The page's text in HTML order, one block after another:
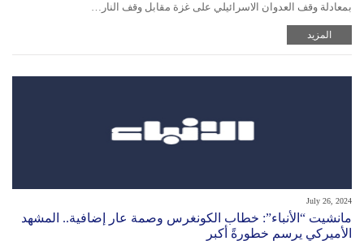
بمعادلة وقف العدوان الاسرائيلي على غزة مقابل وقف النار…
المزيد
July 26, 2024
مانشيت “الأنباء”: خطاب الكونغرس وصمة عار إضافية.. المشهد
الأميركي يرسم خطورةً أكبر